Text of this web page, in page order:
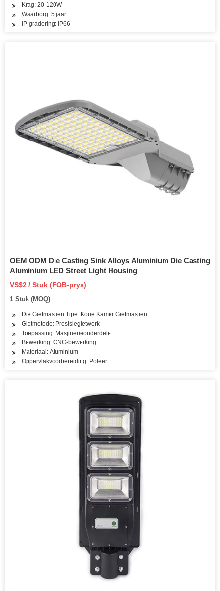
Krag: 20-120W
Waarborg: 5 jaar
IP-gradering: IP66
OEM ODM Die Casting Sink Alloys Aluminium Die Casting
Aluminium LED Street Light Housing
VS$2 / Stuk (FOB-prys)
1 Stuk (MOQ)
Die Gietmasjien Tipe: Koue Kamer Gietmasjien
Gietmetode: Presisiegietwerk
Toepassing: Masjinerieonderdele
Bewerking: CNC-bewerking
Materiaal: Aluminium
Oppervlakvoorbereiding: Poleer